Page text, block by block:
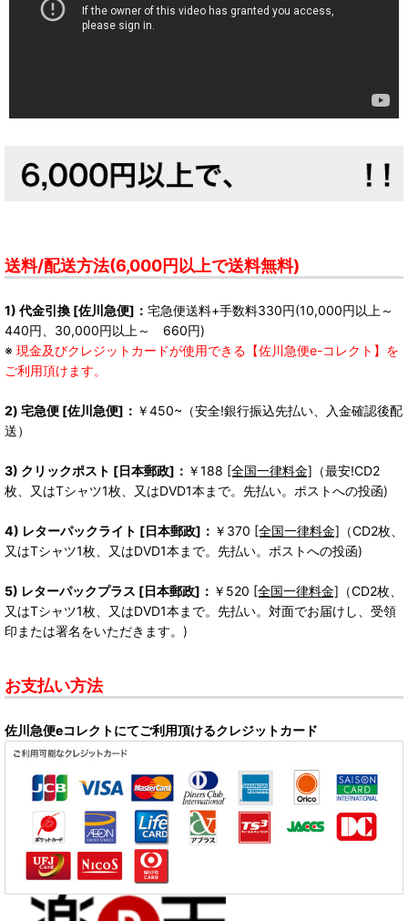
送料/配送方法(6,000円以上で送料無料)
1) 代金引換 [佐川急便]： 宅急便送料+手数料330円(10,000円以上～
440円、30,000円以上～ 660円)
※ 現金及びクレジットカードが使用できる【佐川急便e-コレクト】を
ご利用頂けます。
2) 宅急便 [佐川急便]： ￥450~（安全!銀行振込先払い、入金確認後配
送）
3) クリックポスト [日本郵政]： ￥188 [全国一律料金] （最安!CD2
枚、又はTシャツ1枚、又はDVD1本まで。先払い。ポストへの投函)
4) レターパックライト [日本郵政]： ￥370 [全国一律料金] （CD2枚、
又はTシャツ1枚、又はDVD1本まで。先払い。ポストへの投函)
5) レターパックプラス [日本郵政]： ￥520 [全国一律料金] （CD2枚、
又はTシャツ1枚、又はDVD1本まで。先払い。対面でお届けし、受領
印または署名をいただきます。)
お支払い方法
佐川急便eコレクトにてご利用頂けるクレジットカード